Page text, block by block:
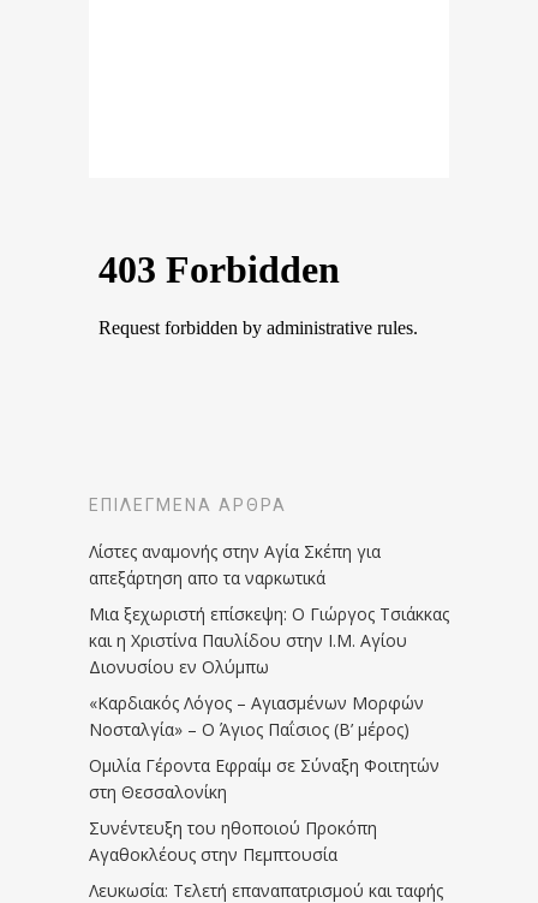
ΕΠΙΛΕΓΜΈΝΑ ΆΡΘΡΑ
Λίστες αναμονής στην Αγία Σκέπη για
απεξάρτηση απο τα ναρκωτικά
Μια ξεχωριστή επίσκεψη: Ο Γιώργος Τσιάκκας
και η Χριστίνα Παυλίδου στην Ι.Μ. Αγίου
Διονυσίου εν Ολύμπω
«Καρδιακός Λόγος – Αγιασμένων Μορφών
Νοσταλγία» – Ο Άγιος Παΐσιος (Β’ μέρος)
Ομιλία Γέροντα Εφραίμ σε Σύναξη Φοιτητών
στη Θεσσαλονίκη
Συνέντευξη του ηθοποιού Προκόπη
Αγαθοκλέους στην Πεμπτουσία
Λευκωσία: Τελετή επαναπατρισμού και ταφής